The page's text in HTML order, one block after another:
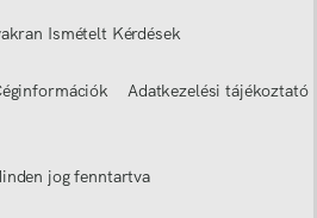
Ismételt Kérdések
Adatkezelési tájékoztató
jog fenntartva